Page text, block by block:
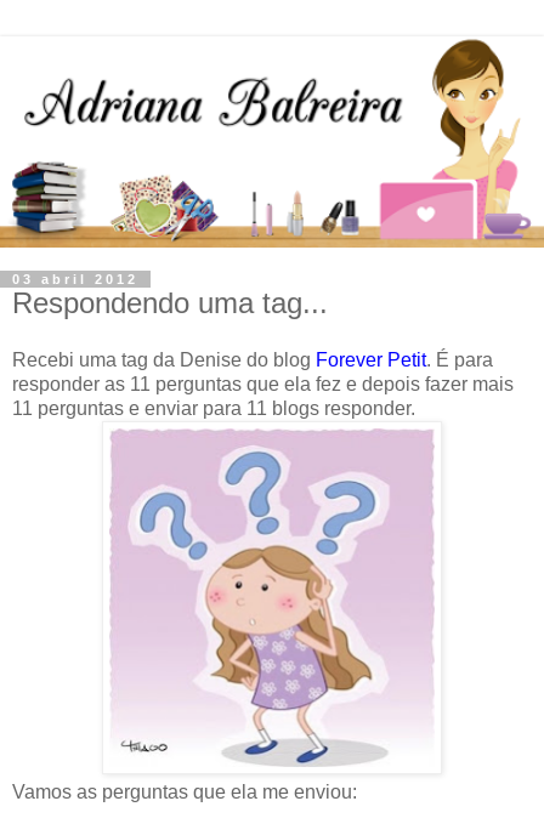
03 abril 2012
Respondendo uma tag...
Recebi uma tag da Denise do blog Forever Petit. É para
responder as 11 perguntas que ela fez e depois fazer mais
11 perguntas e enviar para 11 blogs responder.
Vamos as perguntas que ela me enviou: